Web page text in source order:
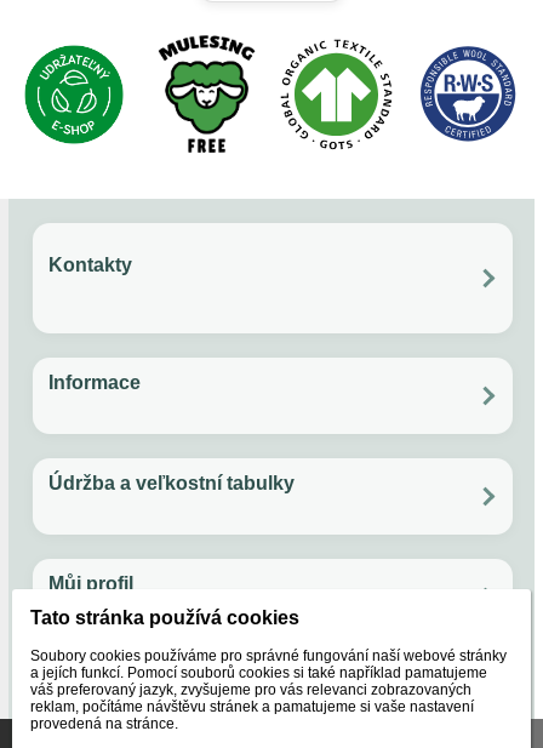
+ kvalitné výrobky, + výhodné ceny, +rýchle dodanie.
AB
Alzbeta, Zatin
Ověřený zákazník
Rýchlosť.
AĎ
Andrea, Gbely
FS
Fero, Bratislava
rychlo.
Kontakty
Email: papuckaren@gmail.com
Informace
Všechno o nákupu
Ochrana soukromí
Údržba a veľkostní tabulky
Údržba ovčí vlny
Jak používat kuličky do sušičky na prádlo
Můj profil
Objednávky
Oblíbené
O nás
Naše značky
Tato stránka používá cookies
Soubory cookies používáme pro správné fungování naší webové stránky
a jejích funkcí. Pomocí souborů cookies si také například pamatujeme
váš preferovaný jazyk, zvyšujeme pro vás relevanci zobrazovaných
reklam, počítáme návštěvu stránek a pamatujeme si vaše nastavení
provedená na stránce.